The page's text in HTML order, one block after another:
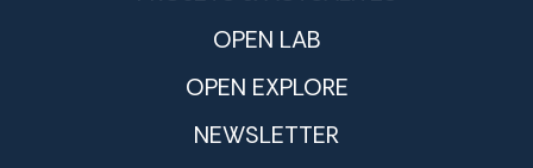
OPEN LAB
OPEN EXPLORE
NEWSLETTER